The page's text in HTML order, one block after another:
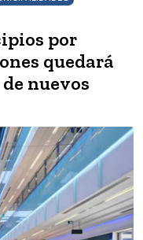
por
quedará
nuevos